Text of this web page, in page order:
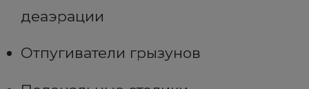
деаэрации
Отпугиватели грызунов